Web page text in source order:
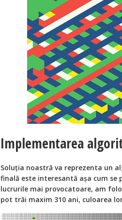
Implementarea
Soluția noastră va reprezenta un
finală este interesantă așa cum se
lucrurile mai provocatoare, am
pot trăi maxim 310 ani, culoarea